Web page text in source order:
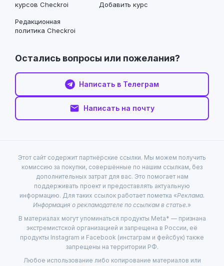
курсов Checkroi
Редакционная
политика Checkroi
Добавить курс
Остались вопросы или пожелания?
Написать в Телеграм
Написать на почту
Этот сайт содержит партнёрские ссылки. Мы можем получить
комиссию за покупки, совершённые по нашим ссылкам, без
дополнительных затрат для вас. Это помогает нам
поддерживать проект и предоставлять актуальную
информацию. Для таких ссылок работает пометка «Реклама.
Информация о рекламодателе по ссылкам в статье.»
В материалах могут упоминаться продукты Meta* — признана
экстремистской организацией и запрещена в России, её
продукты Instagram и Facebook (инстаграм и фейсбук) также
запрещены на территории РФ.
Любое использование либо копирование материалов или